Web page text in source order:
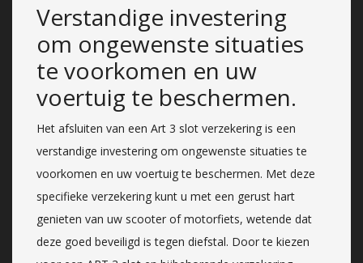
Verstandige investering
om ongewenste situaties
te voorkomen en uw
voertuig te beschermen.
Het afsluiten van een Art 3 slot verzekering is een
verstandige investering om ongewenste situaties te
voorkomen en uw voertuig te beschermen. Met deze
specifieke verzekering kunt u met een gerust hart
genieten van uw scooter of motorfiets, wetende dat
deze goed beveiligd is tegen diefstal. Door te kiezen